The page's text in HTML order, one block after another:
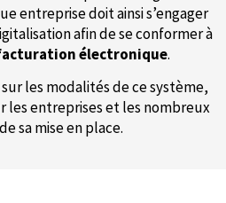
entreprise doit ainsi s’engager
afin de se conformer à
électronique.
les modalités de ce système,
les entreprises et les nombreux
sa mise en place.